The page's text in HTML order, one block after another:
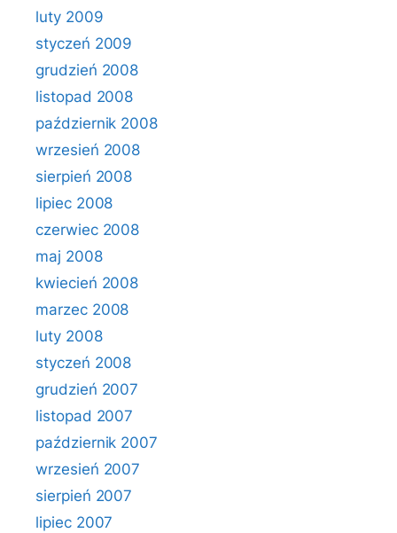
luty 2009
styczeń 2009
grudzień 2008
listopad 2008
październik 2008
wrzesień 2008
sierpień 2008
lipiec 2008
czerwiec 2008
maj 2008
kwiecień 2008
marzec 2008
luty 2008
styczeń 2008
grudzień 2007
listopad 2007
październik 2007
wrzesień 2007
sierpień 2007
lipiec 2007